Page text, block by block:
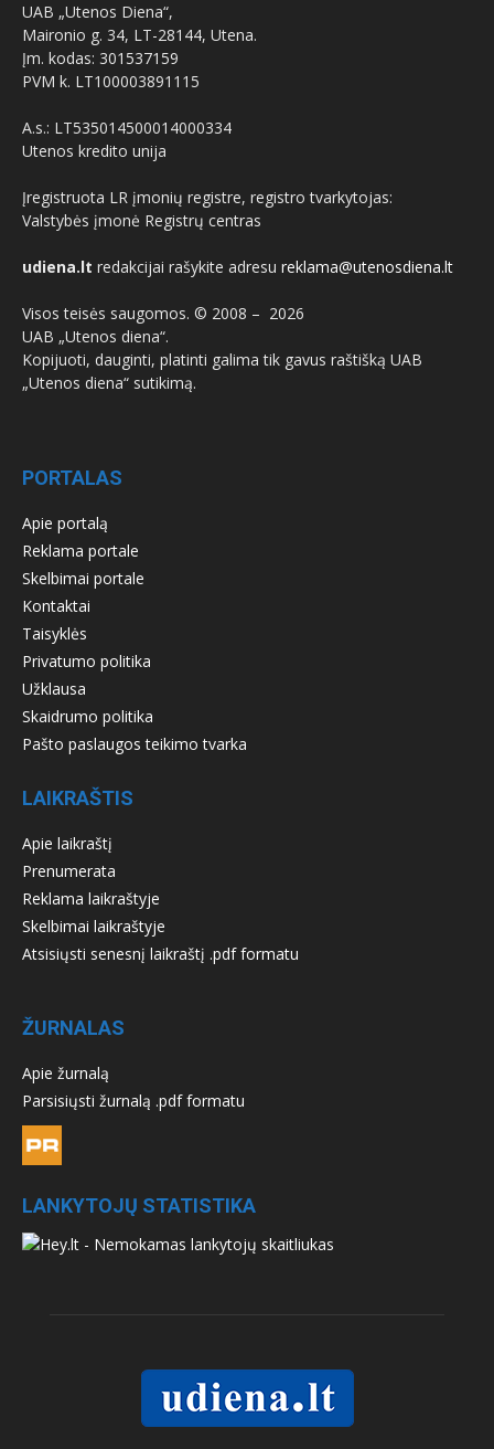
UAB „Utenos Diena“,
Maironio g. 34, LT-28144, Utena.
Įm. kodas: 301537159
PVM k. LT100003891115
A.s.: LT535014500014000334
Utenos kredito unija
Įregistruota LR įmonių registre, registro tvarkytojas:
Valstybės įmonė Registrų centras
udiena.lt redakcijai rašykite adresu reklama@utenosdiena.lt
Visos teisės saugomos. © 2008 – 2026
UAB „Utenos diena“.
Kopijuoti, dauginti, platinti galima tik gavus raštišką UAB
„Utenos diena“ sutikimą.
PORTALAS
Apie portalą
Reklama portale
Skelbimai portale
Kontaktai
Taisyklės
Privatumo politika
Užklausa
Skaidrumo politika
Pašto paslaugos teikimo tvarka
LAIKRAŠTIS
Apie laikraštį
Prenumerata
Reklama laikraštyje
Skelbimai laikraštyje
Atsisiųsti senesnį laikraštį .pdf formatu
ŽURNALAS
Apie žurnalą
Parsisiųsti žurnalą .pdf formatu
LANKYTOJŲ STATISTIKA